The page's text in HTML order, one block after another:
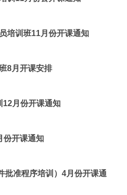
培训班11月份开课通知
8月开课安排
12月份开课通知
份开课通知
批准程序培训）4月份开课通